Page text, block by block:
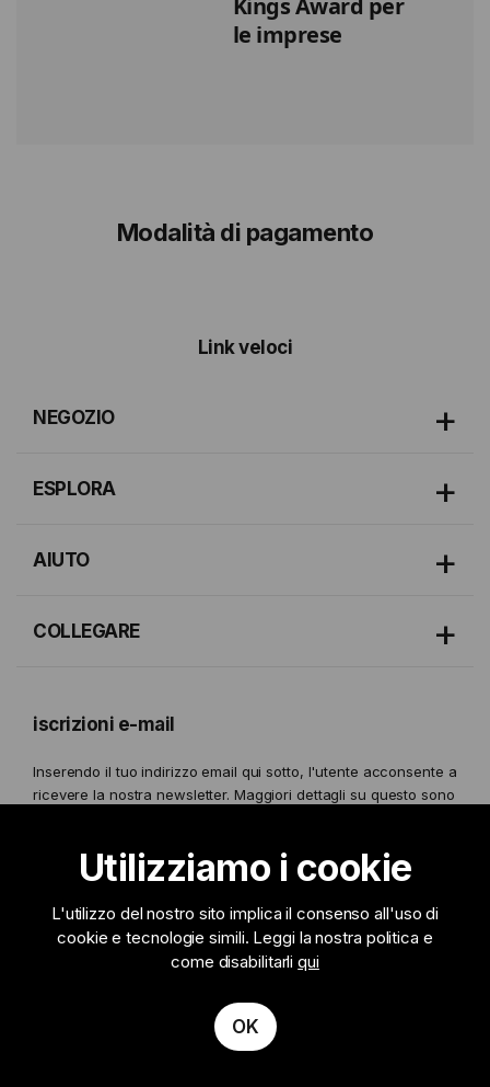
Utilizziamo i cookie
L'utilizzo del nostro sito implica il consenso all'uso di
cookie e tecnologie simili . Leggi la nostra politica e
come disabilitarliqui
OK
Kings Award per
le imprese
Modalità di pagamento
iscrizioni e-mail
Inserendo il tuo indirizzo email qui sotto, l'utente acconsente a
ricevere la nostra newsletter. Maggiori dettagli su questo sono
Link veloci
NEGOZIO
ESPLORA
AIUTO
COLLEGARE